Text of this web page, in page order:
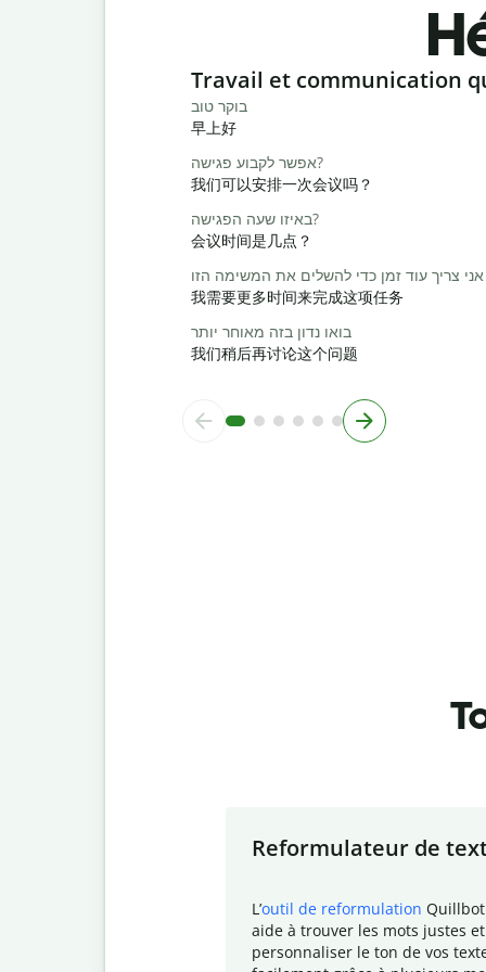
Slide 1 of 6
Travail et communication
בוקר טוב
早上好
אפשר לקבוע פגישה?
我们可以安排一次会议吗？
באיזו שעה הפגישה?
会议时间是几点？
אני צריך עוד זמן כדי להשלים את המשימה הזו
我需要更多时间来完成这项任务
בואו נדון בזה מאוחר יותר
我们稍后再讨论这个问题
Reformulateur de
L ’outil de reformulation
aide à trouver les mots justes
personnaliser le ton de vos